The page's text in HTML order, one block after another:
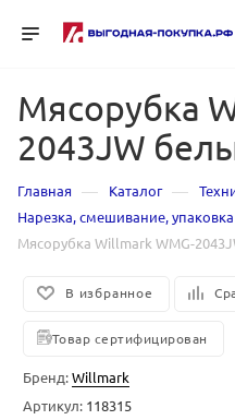
Мясорубка
2043JW
Главная — Каталог —
Нарезка, смешивание, упаковка
Мясорубка Willmark WMG-
В избранное
Товар сертифицирован
Бренд:Willmark
Артикул: 118315